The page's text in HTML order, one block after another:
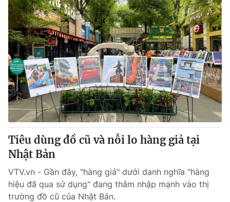
Tiêu dùng đồ cũ và nỗi lo hàng giả tại
Nhật Bản
VTV.vn - Gần đây, "hàng giả" dưới danh nghĩa "hàng
hiệu đã qua sử dụng" đang thâm nhập mạnh vào thị
trường đồ cũ của Nhật Bản.